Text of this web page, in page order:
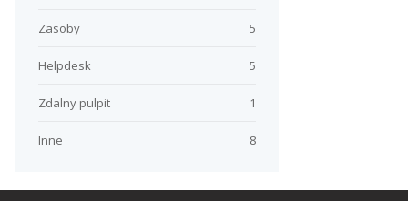
5
Zasoby
5
Helpdesk
1
Zdalny pulpit
8
Inne